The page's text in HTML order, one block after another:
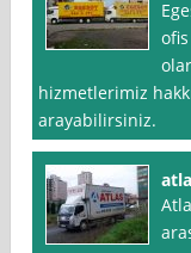
hizmetlerimiz
arayabilirsiniz.